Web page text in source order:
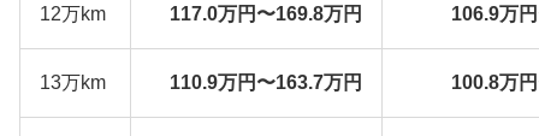
12万km 117.0万円〜169.8万円 106.9万
13万km 110.9万円〜163.7万円 100.8万